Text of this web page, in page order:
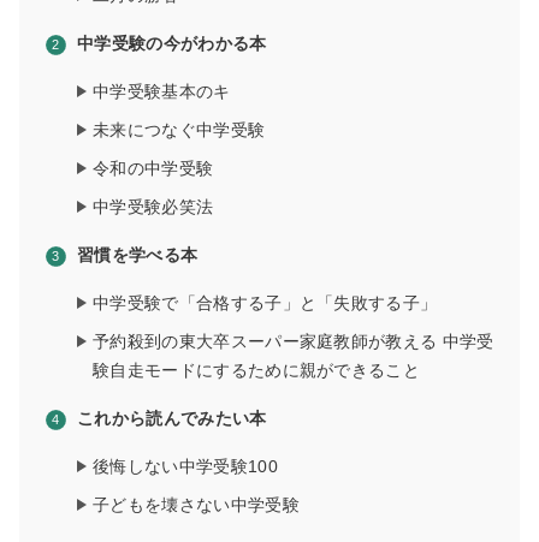
中学受験の今がわかる本
中学受験基本のキ
未来につなぐ中学受験
令和の中学受験
中学受験必笑法
習慣を学べる本
中学受験で「合格する子」と「失敗する子」
予約殺到の東大卒スーパー家庭教師が教える 中学受
験自走モードにするために親ができること
これから読んでみたい本
後悔しない中学受験100
子どもを壊さない中学受験